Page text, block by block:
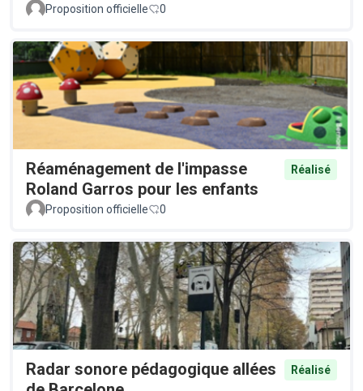
Proposition officielle 0
Réaménagement de l'impasse
Roland Garros pour les enfants
Réalisé
Proposition officielle 0
Radar sonore pédagogique allées
Réalisé